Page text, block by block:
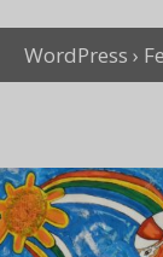
WordPress ›